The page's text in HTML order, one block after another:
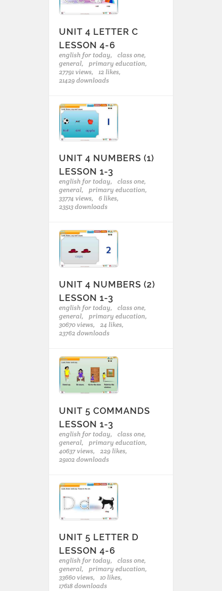
UNIT 4 LETTER C
LESSON 4-6
english for today,
class one,
general,
primary education,
27791 views,
12 likes,
21429 downloads
UNIT 4 NUMBERS (1)
LESSON 1-3
english for today,
class one,
general,
primary education,
33774 views,
6 likes,
23513 downloads
UNIT 4 NUMBERS (2)
LESSON 1-3
english for today,
class one,
general,
primary education,
30670 views,
24 likes,
23762 downloads
UNIT 5 COMMANDS
LESSON 1-3
english for today,
class one,
general,
primary education,
40637 views,
229 likes,
29102 downloads
UNIT 5 LETTER D
LESSON 4-6
english for today,
class one,
general,
primary education,
33660 views,
10 likes,
17618 downloads